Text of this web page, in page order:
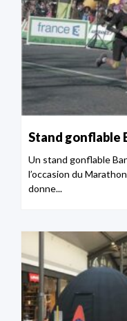
Stand gonflable
Un stand gonflable
l’occasion du
donne...